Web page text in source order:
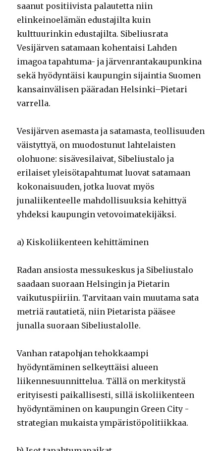
saanut positiivista palautetta niin
elinkeinoelämän edustajilta kuin
kulttuurinkin edustajilta. Sibeliusrata
Vesijärven satamaan kohentaisi Lahden
imagoa tapahtuma- ja järvenrantakaupunkina
sekä hyödyntäisi kaupungin sijaintia Suomen
kansainvälisen pääradan Helsinki–Pietari
varrella.
Vesijärven asemasta ja satamasta, teollisuuden
väistyttyä, on muodostunut lahtelaisten
olohuone: sisävesilaivat, Sibeliustalo ja
erilaiset yleisötapahtumat luovat satamaan
kokonaisuuden, jotka luovat myös
junaliikenteelle mahdollisuuksia kehittyä
yhdeksi kaupungin vetovoimatekijäksi.
a) Kiskoliikenteen kehittäminen
Radan ansiosta messukeskus ja Sibeliustalo
saadaan suoraan Helsingin ja Pietarin
vaikutuspiiriin. Tarvitaan vain muutama sata
metriä rautatietä, niin Pietarista pääsee
junalla suoraan Sibeliustalolle.
Vanhan ratapohjan tehokkaampi
hyödyntäminen selkeyttäisi alueen
liikennesuunnittelua. Tällä on merkitystä
erityisesti paikallisesti, sillä iskoliikenteen
hyödyntäminen on kaupungin Green City -
strategian mukaista ympäristöpolitiikkaa.